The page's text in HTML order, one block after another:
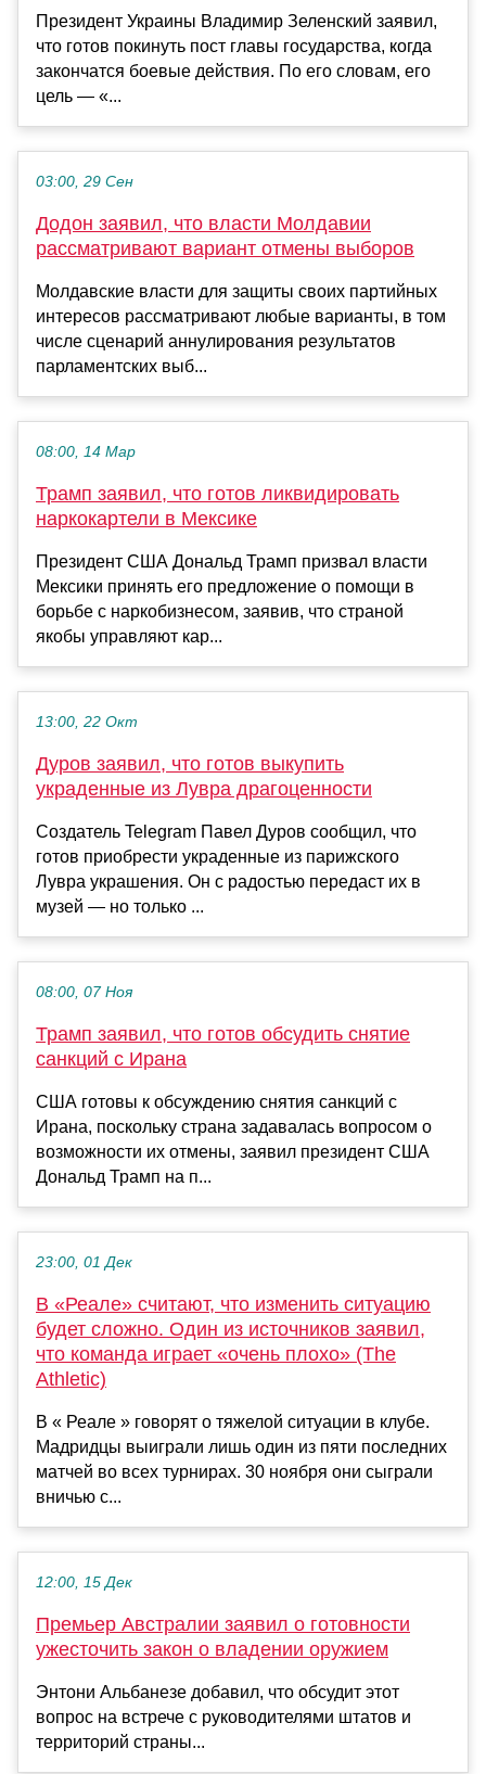
Президент Украины Владимир Зеленский заявил,
что готов покинуть пост главы государства, когда
закончатся боевые действия. По его словам, его
цель — «...
03:00, 29 Сен
Додон заявил, что власти Молдавии
рассматривают вариант отмены выборов
Молдавские власти для защиты своих партийных
интересов рассматривают любые варианты, в том
числе сценарий аннулирования результатов
парламентских выб...
08:00, 14 Мар
Трамп заявил, что готов ликвидировать
наркокартели в Мексике
Президент США Дональд Трамп призвал власти
Мексики принять его предложение о помощи в
борьбе с наркобизнесом, заявив, что страной
якобы управляют кар...
13:00, 22 Окт
Дуров заявил, что готов выкупить
украденные из Лувра драгоценности
Создатель Telegram Павел Дуров сообщил, что
готов приобрести украденные из парижского
Лувра украшения. Он с радостью передаст их в
музей — но только ...
08:00, 07 Ноя
Трамп заявил, что готов обсудить снятие
санкций с Ирана
США готовы к обсуждению снятия санкций с
Ирана, поскольку страна задавалась вопросом о
возможности их отмены, заявил президент США
Дональд Трамп на п...
23:00, 01 Дек
В «Реале» считают, что изменить ситуацию
будет сложно. Один из источников заявил,
что команда играет «очень плохо» (The
Athletic)
В « Реале » говорят о тяжелой ситуации в клубе.
Мадридцы выиграли лишь один из пяти последних
матчей во всех турнирах. 30 ноября они сыграли
вничью с...
12:00, 15 Дек
Премьер Австралии заявил о готовности
ужесточить закон о владении оружием
Энтони Альбанезе добавил, что обсудит этот
вопрос на встрече с руководителями штатов и
территорий страны...